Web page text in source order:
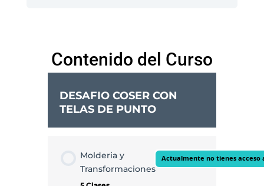
Contenido del Curso
DESAFIO COSER CON
TELAS DE PUNTO
Molderia y
Transformaciones
Actualmente no tienes acceso